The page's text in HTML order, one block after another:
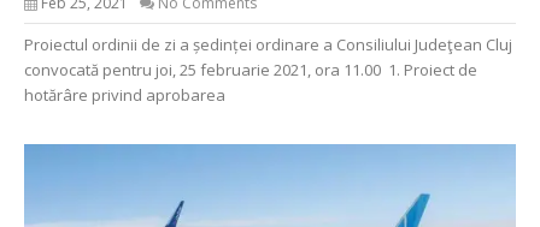
Proiectul ordinii de zi a ședinței ordinare a Consiliului Judeţean Cluj
convocată pentru joi, 25 februarie 2021, ora 11.00 1. Proiect de
hotărâre privind aprobarea